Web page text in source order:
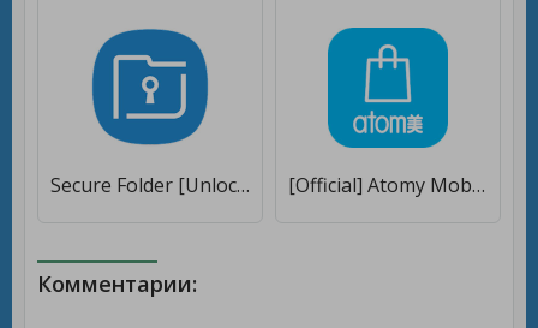
Secure Folder [Unlocked] [Official] Atomy Mobile [Unlocked]
Комментарии: